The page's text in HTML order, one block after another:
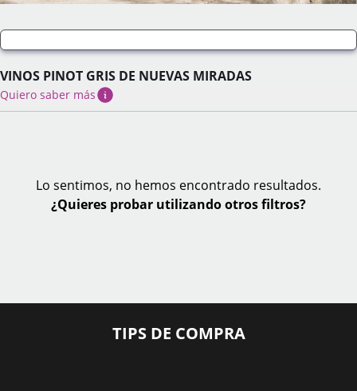
VINOS PINOT GRIS DE NUEVAS MIRADAS
Quiero saber más
Lo sentimos, no hemos encontrado resultados.
¿Quieres probar utilizando otros filtros?
TIPS DE COMPRA